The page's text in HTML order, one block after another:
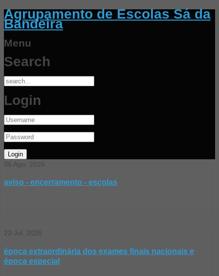
Agrupamento de Escolas Sá da
Bandeira
Menu
Search
Login
06 Ago. 2026
aviso - encerramento - escolas
23 Jul. 2026
época extraordinária dos exames finais nacionais e
época especial